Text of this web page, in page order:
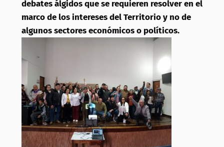
debates álgidos que se requieren resolver en el
marco de los intereses del Territorio y no de
algunos sectores económicos o políticos.